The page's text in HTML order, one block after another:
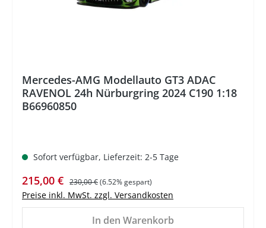
Mercedes-AMG Modellauto GT3 ADAC
RAVENOL 24h Nürburgring 2024 C190 1:18
B66960850
Sofort verfügbar, Lieferzeit: 2-5 Tage
Verkaufspreis:
215,00 € Regulärer Preis:
230,00 €(6.52% gespart)
Preise inkl. MwSt. zzgl. Versandkosten
In den Warenkorb